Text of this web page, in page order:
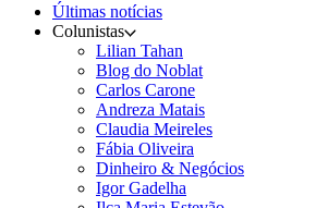
Últimas notícias
Colunistas
Lilian Tahan
Blog do Noblat
Carlos Carone
Andreza Matais
Claudia Meireles
Fábia Oliveira
Dinheiro & Negócios
Igor Gadelha